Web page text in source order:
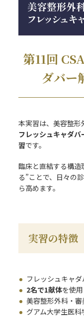
第11回
ダバー
本実習は、美容整形
フレッシュキャダ
習です。
臨床と直結する構造
る”ことで、日々の
ら高めます。
実習の特徴
フレッシュキャ
2名で1献体を使
美容整形外科・
グアム大学生医